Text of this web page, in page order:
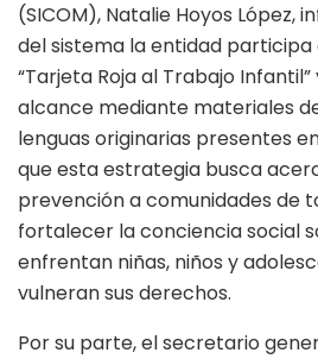
(SICOM), Natalie Hoyos López,
del sistema la entidad
“Tarjeta Roja al Trabajo
alcance mediante materiales
lenguas originarias presentes
que esta estrategia busca
prevención a comunidades de
fortalecer la conciencia social
enfrentan niñas, niños y
vulneran sus derechos.
Por su parte, el secretario